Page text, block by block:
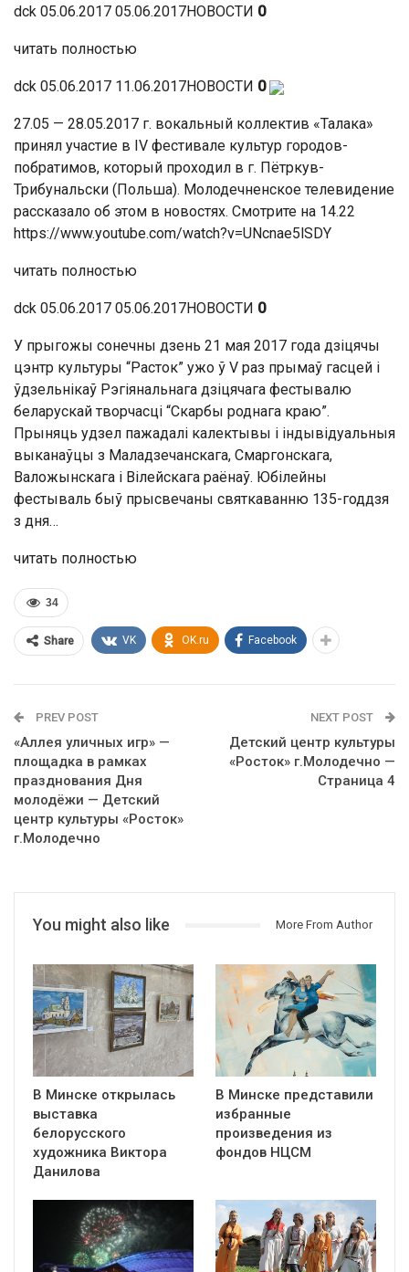
dck 05.06.2017 05.06.2017НОВОСТИ 0
читать полностью
dck 05.06.2017 11.06.2017НОВОСТИ 0
27.05 — 28.05.2017 г. вокальный коллектив «Талака»
принял участие в IV фестивале культур городов-
побратимов, который проходил в г. Пётркув-
Трибунальски (Польша). Молодечненское телевидение
рассказало об этом в новостях. Смотрите на 14.22
https://www.youtube.com/watch?v=UNcnae5lSDY
читать полностью
dck 05.06.2017 05.06.2017НОВОСТИ 0
У прыгожы сонечны дзень 21 мая 2017 года дзіцячы
цэнтр культуры “Расток” ужо ў V раз прымаў гасцей і
ўдзельнікаў Рэгіянальнага дзіцячага фестывалю
беларускай творчасці “Скарбы роднага краю”.
Прыняць удзел пажадалі калектывы і індывідуальныя
выканаўцы з Маладзечанскага, Смаргонскага,
Валожынскага і Вілейскага раёнаў. Юбілейны
фестываль быў прысвечаны святкаванню 135-годдзя
з дня…
читать полностью
34
Share VK OK.ru Facebook
PREV POST
«Аллея уличных игр» —
площадка в рамках
празднования Дня
молодёжи — Детский
центр культуры «Росток»
г.Молодечно
NEXT POST
Детский центр культуры
«Росток» г.Молодечно —
Страница 4
You might also like More From Author
В Минске открылась
выставка
белорусского
художника Виктора
Данилова
В Минске представили
избранные
произведения из
фондов НЦСМ